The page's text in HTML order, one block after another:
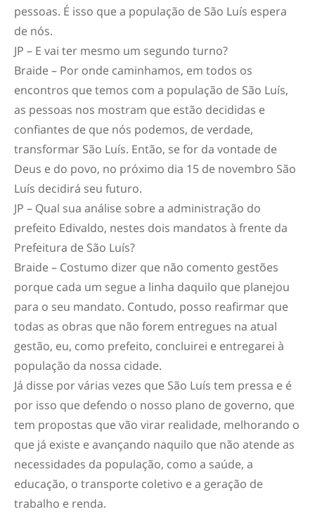
pessoas. É isso que a população de São Luís espera
de nós.
JP – E vai ter mesmo um segundo turno?
Braide – Por onde caminhamos, em todos os
encontros que temos com a população de São Luís,
as pessoas nos mostram que estão decididas e
confiantes de que nós podemos, de verdade,
transformar São Luís. Então, se for da vontade de
Deus e do povo, no próximo dia 15 de novembro São
Luís decidirá seu futuro.
JP – Qual sua análise sobre a administração do
prefeito Edivaldo, nestes dois mandatos à frente da
Prefeitura de São Luís?
Braide – Costumo dizer que não comento gestões
porque cada um segue a linha daquilo que planejou
para o seu mandato. Contudo, posso reafirmar que
todas as obras que não forem entregues na atual
gestão, eu, como prefeito, concluirei e entregarei à
população da nossa cidade.
Já disse por várias vezes que São Luís tem pressa e é
por isso que defendo o nosso plano de governo, que
tem propostas que vão virar realidade, melhorando o
que já existe e avançando naquilo que não atende as
necessidades da população, como a saúde, a
educação, o transporte coletivo e a geração de
trabalho e renda.